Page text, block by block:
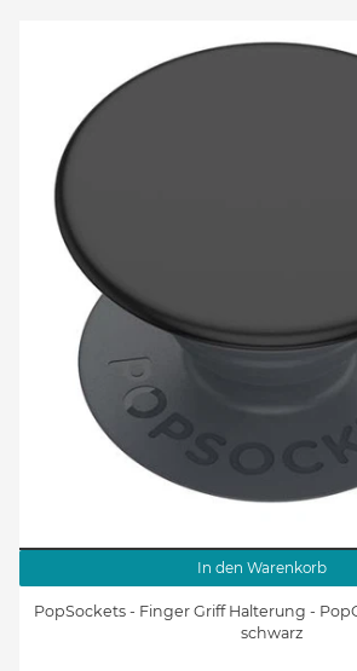
In den Warenkorb
PopSockets - Finger Griff Halterung -
schwarz